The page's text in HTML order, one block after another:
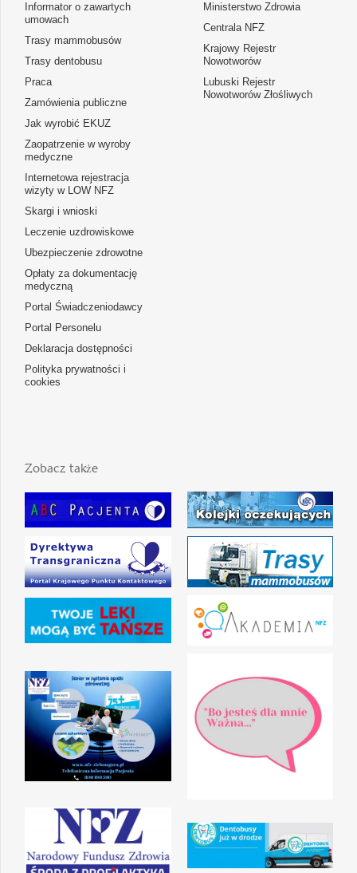
Informator o zawartych
umowach
Trasy mammobusów
Trasy dentobusu
Praca
Zamówienia publiczne
Jak wyrobić EKUZ
Zaopatrzenie w wyroby
medyczne
Internetowa rejestracja
wizyty w LOW NFZ
Skargi i wnioski
Leczenie uzdrowiskowe
Ubezpieczenie zdrowotne
Opłaty za dokumentację
medyczną
Portal Świadczeniodawcy
Portal Personelu
Deklaracja dostępności
Polityka prywatności i
cookies
Ministerstwo Zdrowia
Centrala NFZ
Krajowy Rejestr
Nowotworów
Lubuski Rejestr
Nowotworów Złośliwych
Zobacz także